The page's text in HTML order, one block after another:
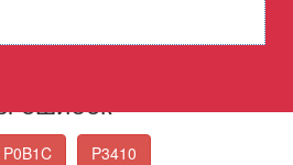
код ошибки из списка
ошибок
P0B1C
P3410